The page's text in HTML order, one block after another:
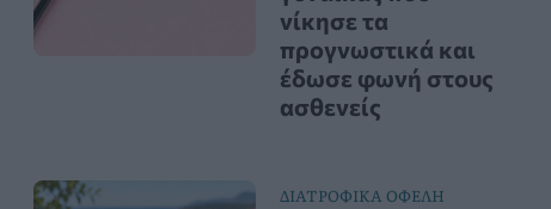
νίκησε τα
προγνωστικά και
έδωσε φωνή στους
ασθενείς
ΔΙΑΤΡΟΦΙΚΑ ΟΦΕΛΗ